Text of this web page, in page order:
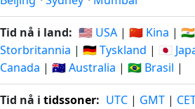
Tid nå i land: 🇺🇸 USA | 🇨🇳 Kina |
Storbritannia | 🇩🇪 Tyskland | 🇯🇵
Canada | 🇦🇺 Australia | 🇧🇷 Brasil |
Tid nå i tidssoner: UTC | GMT |